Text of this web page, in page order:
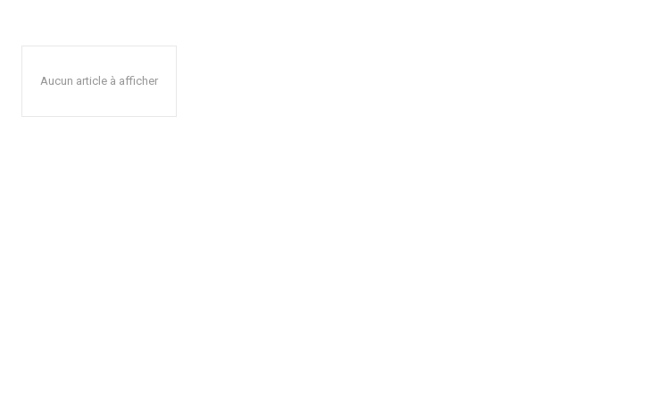
Aucun article à afficher